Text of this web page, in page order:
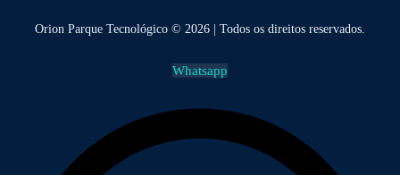
Orion Parque Tecnológico © 2026 | Todos os direitos reservados.
Whatsapp